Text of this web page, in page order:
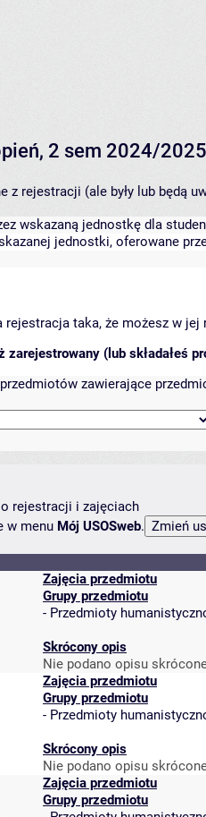
2 sem 2024/
rejestracji (ale były lub będą
wskazaną jednostkę dla
jednostki, oferowane
taka, że możesz w
(lub składałeś
zawierające
rejestracji i zajęciach
w menu Mój USOSweb.
Zajęcia przedmiotu
Grupy przedmiotu
- Przedmioty
Skrócony opis
Nie podano opisu
Zajęcia przedmiotu
Grupy przedmiotu
- Przedmioty
Skrócony opis
Nie podano opisu
Zajęcia przedmiotu
Grupy przedmiotu